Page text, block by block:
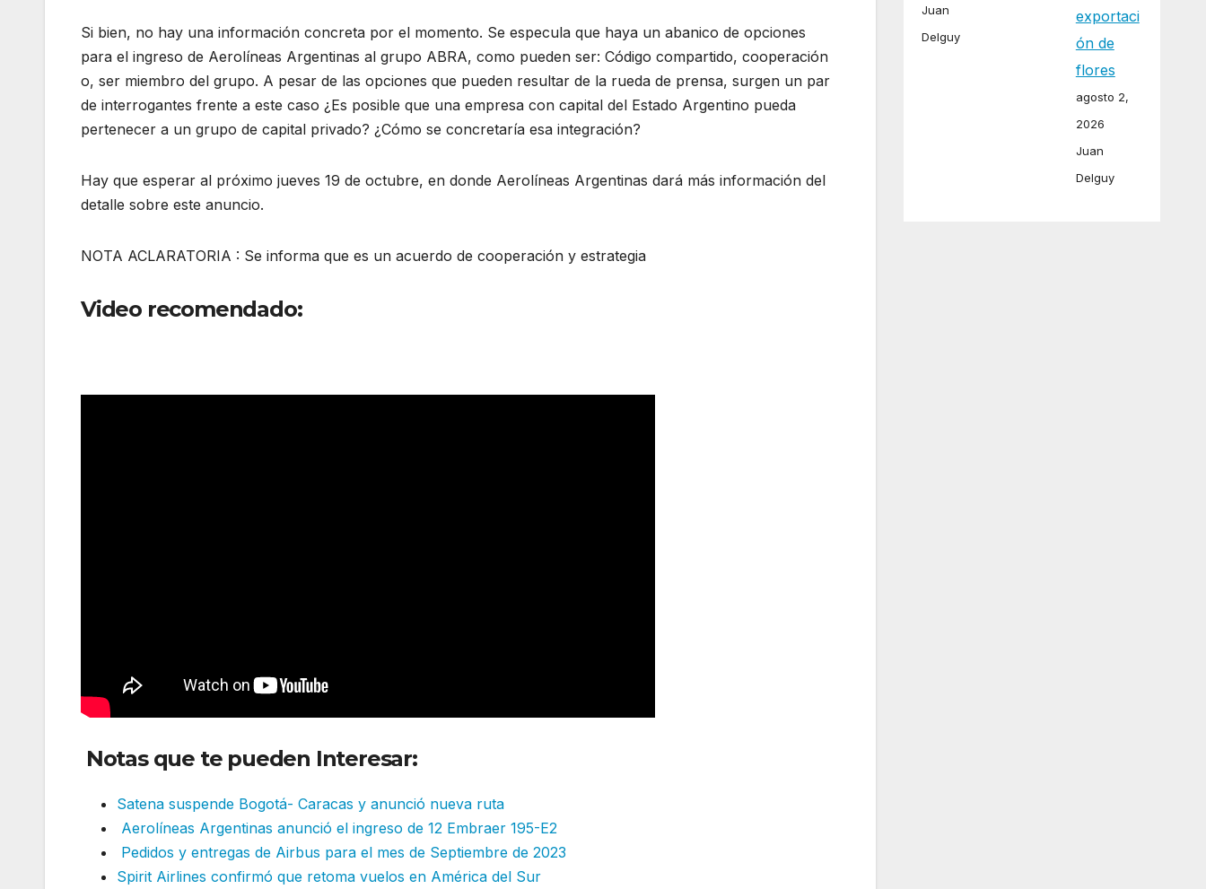
Si bien, no hay una información concreta por el momento. Se especula que haya un abanico de opciones
para el ingreso de Aerolíneas Argentinas al grupo ABRA, como pueden ser: Código compartido, cooperación
o, ser miembro del grupo. A pesar de las opciones que pueden resultar de la rueda de prensa, surgen un par
de interrogantes frente a este caso ¿Es posible que una empresa con capital del Estado Argentino pueda
pertenecer a un grupo de capital privado? ¿Cómo se concretaría esa integración?
Hay que esperar al próximo jueves 19 de octubre, en donde Aerolíneas Argentinas dará más información del
detalle sobre este anuncio.
NOTA ACLARATORIA : Se informa que es un acuerdo de cooperación y estrategia
Video recomendado:
Notas que te pueden Interesar:
Satena suspende Bogotá- Caracas y anunció nueva ruta
Aerolíneas Argentinas anunció el ingreso de 12 Embraer 195-E2
Pedidos y entregas de Airbus para el mes de Septiembre de 2023
Spirit Airlines confirmó que retoma vuelos en América del Sur
Juan
Delguy
exportaci
ón de
flores
agosto 2,
2026
Juan
Delguy